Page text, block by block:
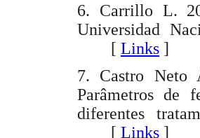
6. Carrillo L.
Universidad
[ Links ]
7. Castro Neto
Parâmetros de
diferentes
[ Links ]